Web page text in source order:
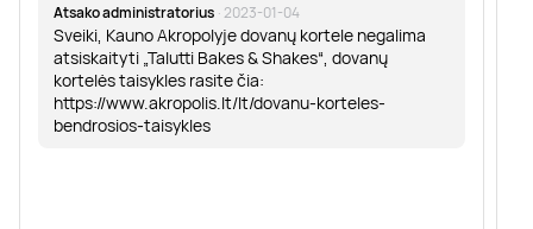
Atsako administratorius · 2023-01-04
Sveiki, Kauno Akropolyje dovanų kortele negalima
atsiskaityti „Talutti Bakes & Shakes“, dovanų
kortelės taisykles rasite čia:
https://www.akropolis.lt/lt/dovanu-korteles-
bendrosios-taisykles